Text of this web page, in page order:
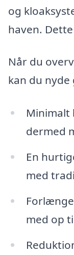
og
haven.
Når du
kan du
Minimalt
dermed
En
med
med op